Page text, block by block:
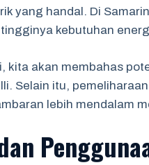
yang handal. Di
kebutuhan
kita akan membahas
Selain itu,
lebih mendalam